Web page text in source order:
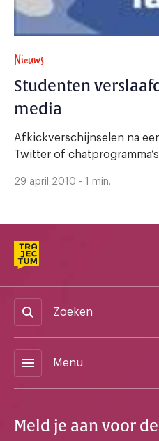
Nieuws
Studenten
media
Afkickverschijnselen na
Twitter of
29 april 2010 - 1 min.
Zoeken
menu Menu
Meld je aan voor